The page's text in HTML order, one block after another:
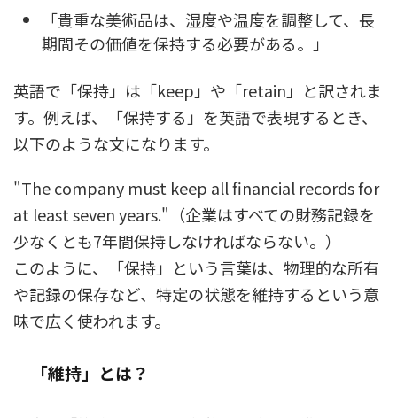
「貴重な美術品は、湿度や温度を調整して、長
期間その価値を保持する必要がある。」
英語で「保持」は「keep」や「retain」と訳されま
す。例えば、「保持する」を英語で表現するとき、
以下のような文になります。
"The company must keep all financial records for
at least seven years."（企業はすべての財務記録を
少なくとも7年間保持しなければならない。）
このように、「保持」という言葉は、物理的な所有
や記録の保存など、特定の状態を維持するという意
味で広く使われます。
「維持」とは？